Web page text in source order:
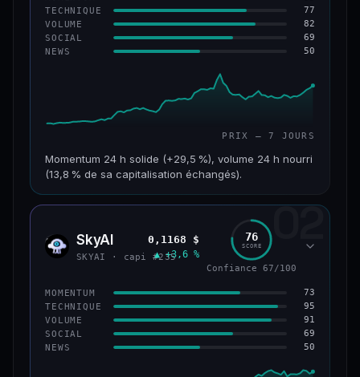
TECHNIQUE 77
VOLUME 82
SOCIAL 69
NEWS 50
PRIX — 7 JOURS
Momentum 24 h solide (+29,5 %), volume 24 h nourri
(13,8 % de sa capitalisation échangés).
CAP. MARCHÉ VOLUME 24 H
VAR. 7 J VAR. 30 J
+10,2 %
VS ATH
−46,4 %
CONFIANCE 56/100
02
SKYA SkyAI
SKYAI · capi #235
0,1168 $
▲ +3,6 %
76
SCORE
Confiance 67/100
MOMENTUM 73
TECHNIQUE 95
VOLUME 91
SOCIAL 69
NEWS 50